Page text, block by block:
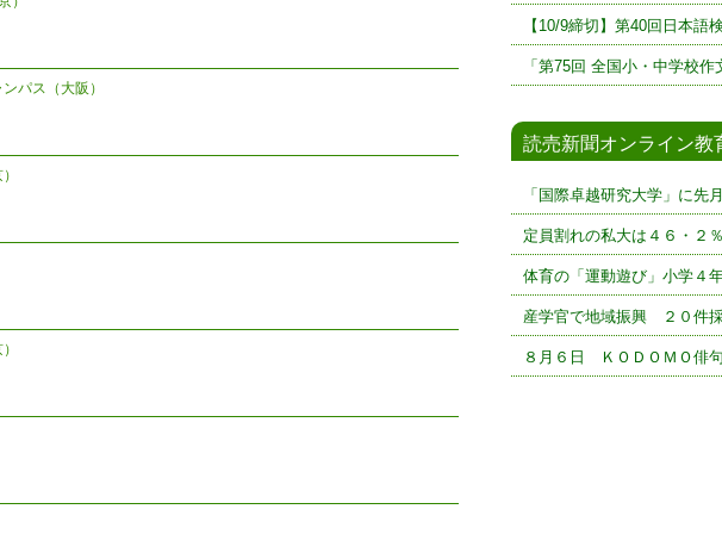
パス（大阪）
【10/9締切】第40回日本語
「第75回 全国小・中学校作
読売新聞オンライン教
「国際卓越研究大学」に先
定員割れの私大は４６・２
体育の「運動遊び」小学４
産学官で地域振興 ２０件
８月６日 ＫＯＤＯＭＯ俳